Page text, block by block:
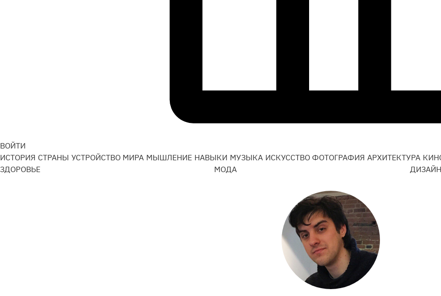
ВОЙТИ
ИСТОРИЯ СТРАНЫ УСТРОЙСТВО МИРА МЫШЛЕНИЕ НАВЫКИ МУЗЫКА ИСКУССТВО ФОТОГРАФИЯ АРХИТЕКТУРА
ЗДОРОВЬЕ
МОДА ДИЗАЙН